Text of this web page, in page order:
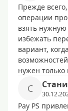
Прежде
операции
взять
избежать
вариант,
нужен только
С
Pay PS